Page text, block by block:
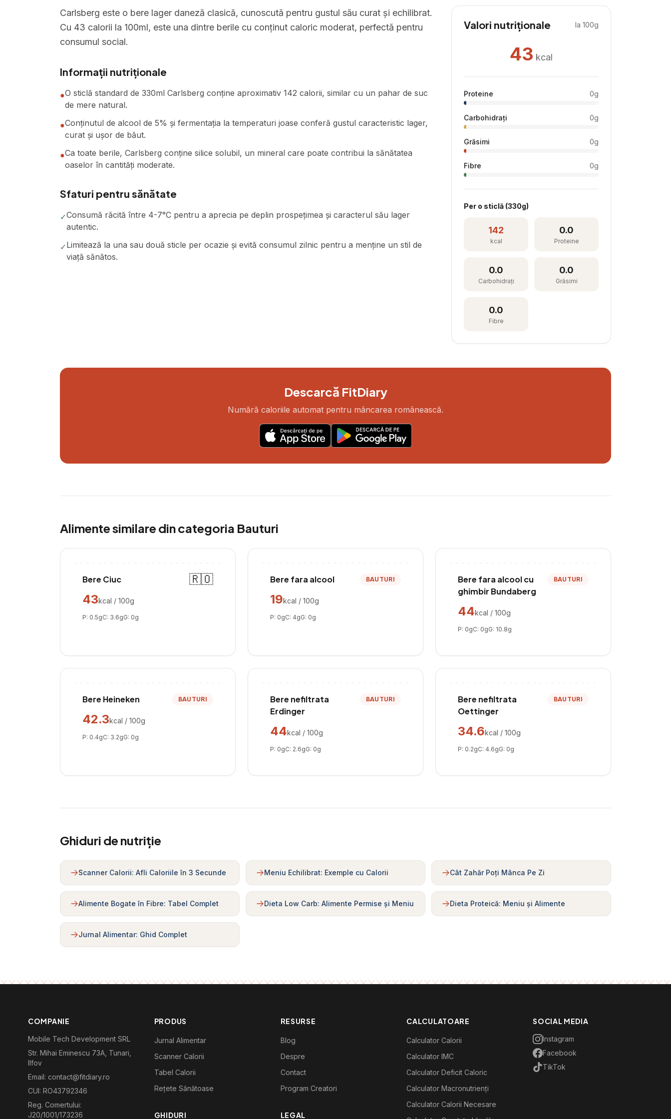
Carlsberg este o bere lager daneză clasică, cunoscută pentru gustul său curat și echilibrat.
Cu 43 calorii la 100ml, este una dintre berile cu conținut caloric moderat, perfectă pentru
consumul social.
Informații nutriționale
●O sticlă standard de 330ml Carlsberg conține aproximativ 142 calorii, similar cu un pahar de suc
de mere natural.
●Conținutul de alcool de 5% și fermentația la temperaturi joase conferă gustul caracteristic lager,
curat și ușor de băut.
●Ca toate berile, Carlsberg conține silice solubil, un mineral care poate contribui la sănătatea
oaselor în cantități moderate.
Sfaturi pentru sănătate
✓Consumă răcită între 4-7°C pentru a aprecia pe deplin prospețimea și caracterul său lager
autentic.
✓Limitează la una sau două sticle per ocazie și evită consumul zilnic pentru a menține un stil de
viață sănătos.
Valori nutriționale la 100g
43 kcal
Proteine 0g
Carbohidrați 0g
Grăsimi 0g
Fibre 0g
Per o sticlă (330g)
142
kcal
0.0
Proteine
0.0
Carbohidrați
0.0
Grăsimi
0.0
Fibre
Descarcă FitDiary
Numără caloriile automat pentru mâncarea românească.
Alimente similare din categoria Bauturi
Bere Ciuc
🇷🇴
43kcal / 100g
P: 0.5gC: 3.6gG: 0g
Bere fara alcool BAUTURI
19kcal / 100g
P: 0gC: 4gG: 0g
Bere fara alcool cu
ghimbir Bundaberg
BAUTURI
44kcal / 100g
P: 0gC: 0gG: 10.8g
Bere Heineken BAUTURI
42.3kcal / 100g
P: 0.4gC: 3.2gG: 0g
Bere nefiltrata
Erdinger
BAUTURI
44kcal / 100g
P: 0gC: 2.6gG: 0g
Bere nefiltrata
Oettinger
BAUTURI
34.6kcal / 100g
P: 0.2gC: 4.6gG: 0g
Ghiduri de nutriție
Scanner Calorii: Afli Caloriile în 3 Secunde Meniu Echilibrat: Exemple cu Calorii Cât Zahăr Poți Mânca Pe Zi
Alimente Bogate în Fibre: Tabel Complet Dieta Low Carb: Alimente Permise și Meniu Dieta Proteică: Meniu și Alimente
Jurnal Alimentar: Ghid Complet
COMPANIE
Mobile Tech Development SRL
Str. Mihai Eminescu 73A, Tunari,
Ilfov
Email: contact@fitdiary.ro
CUI: RO43792346
Reg. Comertului:
J20/1001/173236
PRODUS
Jurnal Alimentar
Scanner Calorii
Tabel Calorii
Rețete Sănătoase
GHIDURI
RESURSE
Blog
Despre
Contact
Program Creatori
LEGAL
CALCULATOARE
Calculator Calorii
Calculator IMC
Calculator Deficit Caloric
Calculator Macronutrienți
Calculator Calorii Necesare
SOCIAL MEDIA
Instagram
Facebook
TikTok